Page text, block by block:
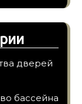
дверей
бассейна